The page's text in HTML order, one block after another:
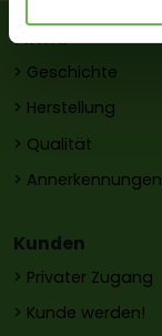
Firma
> Geschichte
> Herstellung
> Qualität
> Annerkennungen
Kunden
> Privater Zugang
> Kunde werden!